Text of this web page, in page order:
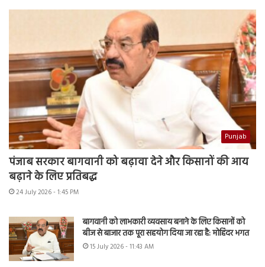
Punjab
पंजाब सरकार बागवानी को बढ़ावा देने और किसानों की आय
बढ़ाने के लिए प्रतिबद्ध
24 July 2026 - 1:45 PM
बागवानी को लाभकारी व्यवसाय बनाने के लिए किसानों को
बीज से बाजार तक पूरा सहयोग दिया जा रहा है: मोहिंदर भगत
15 July 2026 - 11:43 AM